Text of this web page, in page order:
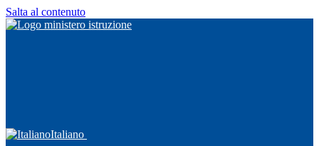
Salta al contenuto
Italiano